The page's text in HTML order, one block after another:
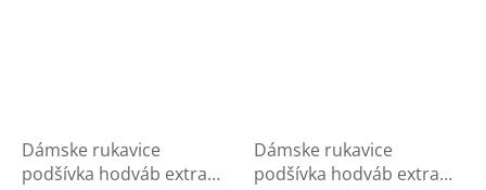
Dámske rukavice
podšívka hodváb extra
Dámske rukavice
podšívka hodváb extra